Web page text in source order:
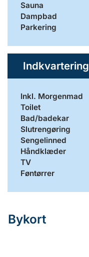
Sauna
Dampbad
Parkering
Indkvartering
Inkl. Morgenmad
Toilet
Bad/badekar
Slutrengøring
Sengelinned
Håndklæder
TV
Føntørrer
Bykort